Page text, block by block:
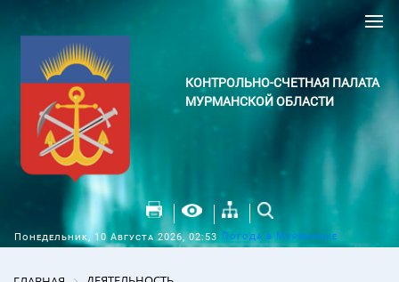
КОНТРОЛЬНО-СЧЕТНАЯ ПАЛАТА
МУРМАНСКОЙ ОБЛАСТИ
Понедельник, 10 Августа 2026, 02:53 Погода в Мурманске